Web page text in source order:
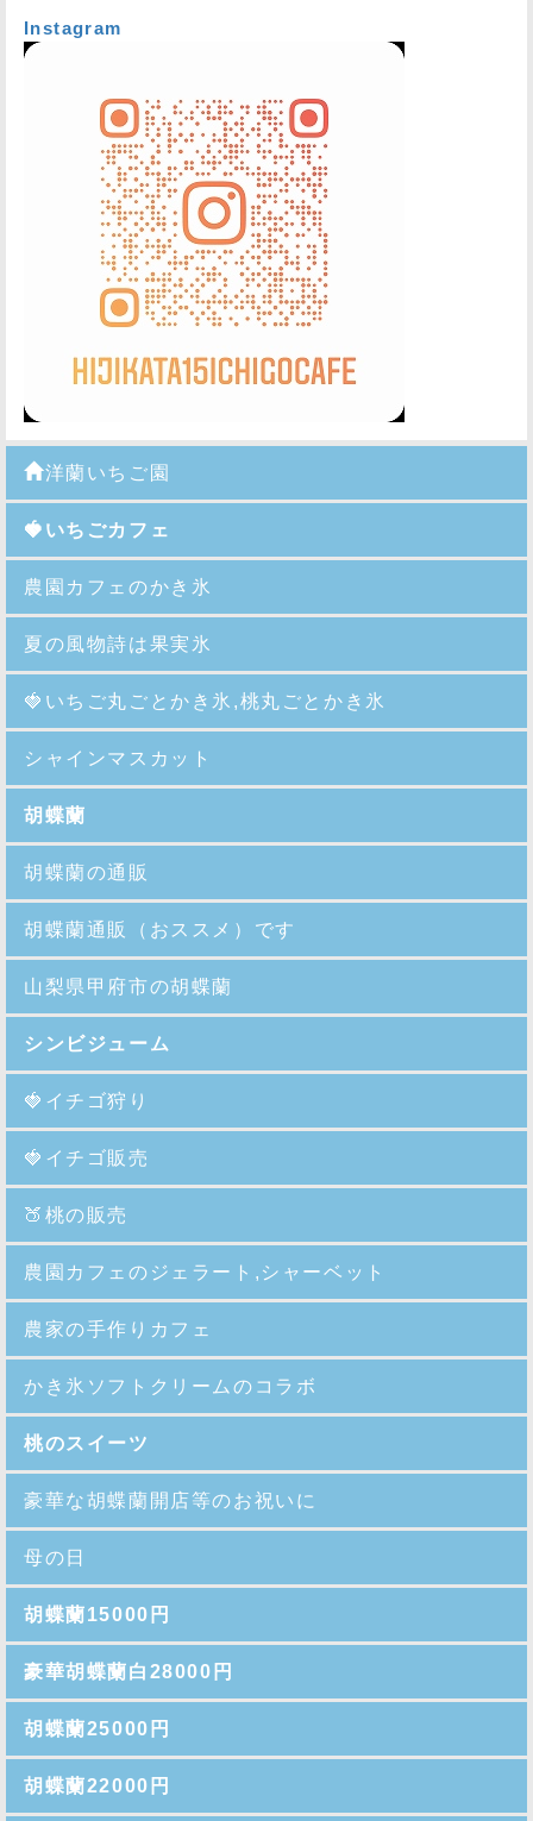
Instagram
洋蘭いちご園
🍓いちごカフェ
農園カフェのかき氷
夏の風物詩は果実氷
🍓 いちご丸ごとかき氷,桃丸ごとかき氷
シャインマスカット
胡蝶蘭
胡蝶蘭の通販
胡蝶蘭通販（おススメ）です
山梨県甲府市の胡蝶蘭
シンビジューム
🍓イチゴ狩り
🍓イチゴ販売
🍑 桃の販売
農園カフェのジェラート,シャーベット
農家の手作りカフェ
かき氷ソフトクリームのコラボ
桃のスイーツ
豪華な胡蝶蘭開店等のお祝いに
母の日
胡蝶蘭15000円
豪華胡蝶蘭白28000円
胡蝶蘭25000円
胡蝶蘭22000円